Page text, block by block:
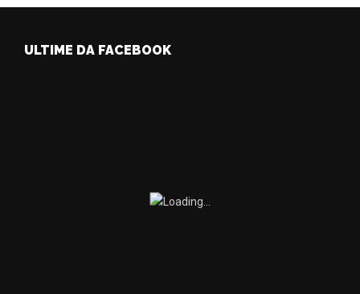
ULTIME DA FACEBOOK